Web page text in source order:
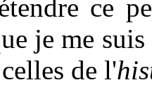
ce
je me
de l'